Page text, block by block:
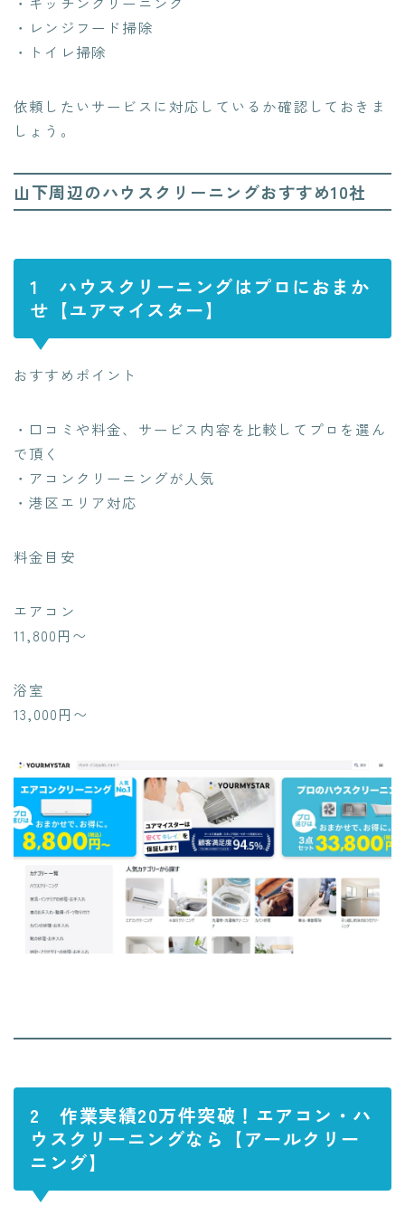
・レンジフード掃除
・トイレ掃除
依頼したいサービスに対応しているか確認しておきま
しょう。
山下周辺のハウスクリーニングおすすめ10社
1 ハウスクリーニングはプロにおまか
せ【ユアマイスター】
おすすめポイント
・口コミや料金、サービス内容を比較してプロを選ん
で頂く
・アコンクリーニングが人気
・港区エリア対応
料金目安
エアコン
11,800円〜
浴室
13,000円〜
2 作業実績20万件突破！エアコン・ハ
ウスクリーニングなら【アールクリー
ニング】